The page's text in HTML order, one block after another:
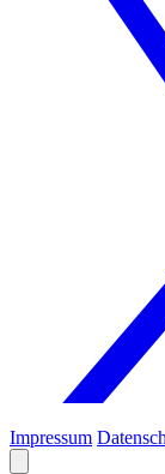
Impressum